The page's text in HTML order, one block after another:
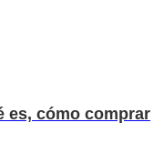
es, cómo comprar